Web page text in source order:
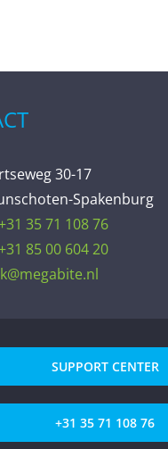
30-17
Spakenburg
35 71 108 76
85 00 604 20
SUPPORT CENTER
+31 35 71 108 76